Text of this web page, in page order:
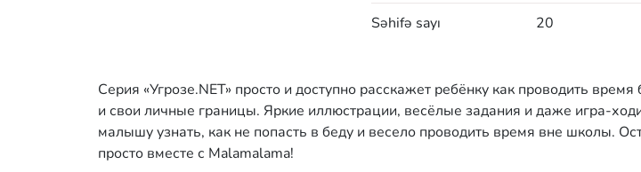
Səhifə sayı 20
Серия «Угрозе.NET» просто и доступно расскажет ребёнку как проводить
и свои личные границы. Яркие иллюстрации, весёлые задания и даже игра-
малышу узнать, как не попасть в беду и весело проводить время вне школы.
просто вместе с Malamalama!